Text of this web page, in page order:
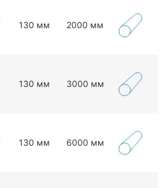
130 мм 2000 мм
130 мм 3000 мм
130 мм 6000 мм